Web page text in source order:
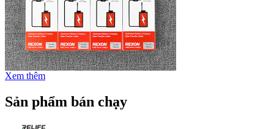
Xem thêm
Sản phẩm bán chạy